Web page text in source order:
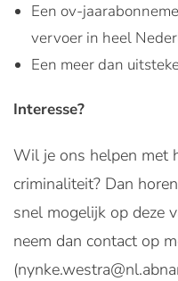
Een ov-
vervoer in heel
Een meer dan
Interesse?
Wil je ons helpen met
criminaliteit? Dan
snel mogelijk op deze
neem dan contact op